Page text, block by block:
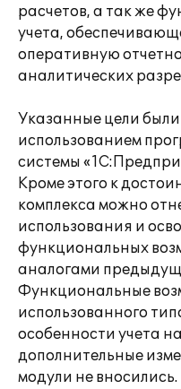
расчетов, а так же
учета,
оперативную
аналитических
Указанные цели
использованием
системы
Кроме этого к
комплекса можно
использования и
функциональных
аналогами
Функциональные
использованного
особенности учета
дополнительные
модули не вносились.